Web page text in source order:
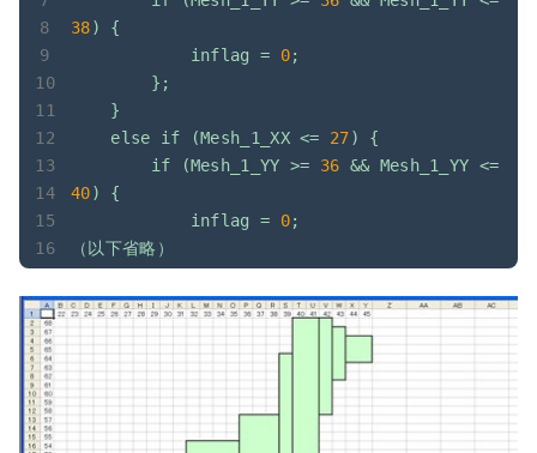
38)
{
inflag
= 0;
};
}
else
if (Mesh_1_XX <= 27)
{
if
(Mesh_1_YY >= 36 && Mesh_1_YY <=
40)
{
inflag
= 0;
（以下省略）